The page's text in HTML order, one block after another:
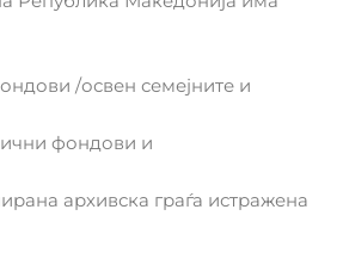
/освен семејните и
фондови и
архивска граѓа истражена